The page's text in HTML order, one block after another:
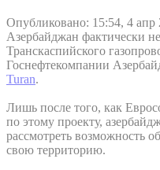
Опубликовано: 15:54, 4
Азербайджан фактически
Транскаспийского
Госнефтекомпании
Turan.
Лишь после того, как
по этому проекту,
рассмотреть возможность
свою территорию.